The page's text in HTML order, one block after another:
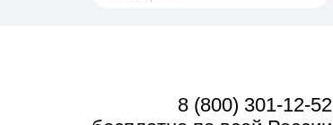
8 (800) 301-12-52